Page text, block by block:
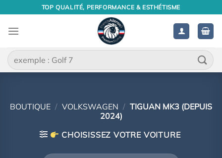
contenu
TOP QUALITÉ, PERFORMANCE & ESTHÉTISME
Recherche
pour :
BOUTIQUE / VOLKSWAGEN / TIGUAN MK3 (DEPUIS
2024)
CHOISISSEZ VOTRE VOITURE